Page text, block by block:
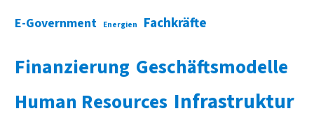
E-Government Energien Fachkräfte
Finanzierung Geschäftsmodelle
Human Resources Infrastruktur